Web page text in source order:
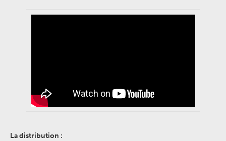
La distribution :